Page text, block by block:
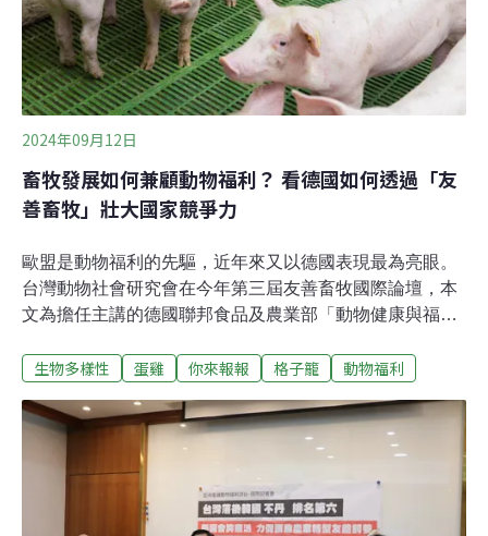
隻，占總數35%。總分合計9分，販售「非活體拍賣豬
肉」產品占全部豬肉產品比例（3分）、豬隻「非活體拍
賣」採購政策（3分）、豬隻動物福利採購政策（3分）。
評比結果家樂福以4分居首，c!ty'super第二，Mia C'bon、
好市多和美廉
2024年09月12日
畜牧發展如何兼顧動物福利？ 看德國如何透過「友
善畜牧」壯大國家競爭力
歐盟是動物福利的先驅，近年來又以德國表現最為亮眼。
台灣動物社會研究會在今年第三屆友善畜牧國際論壇，本
文為擔任主講的德國聯邦食品及農業部「動物健康與福利
改善蛋雞處境 德國持續追求更好的動物福利！打好根基，
德國即禁止以格子籠飼養蛋雞，比歐盟規定早了兩年。目
前德國已完全禁止新設蛋雞籠飼系統，境內僅剩不到一成
的豐富籠蛋雞場，最晚也必須在2029年以前全面完成轉
型。不只如此，德國更進一步立法，自2022年起全面禁止
撲殺一日齡小公雞（day old chick）。過往蛋雞在孵化前
生物多樣性 蛋雞 你來報報 格子籠 動物福利